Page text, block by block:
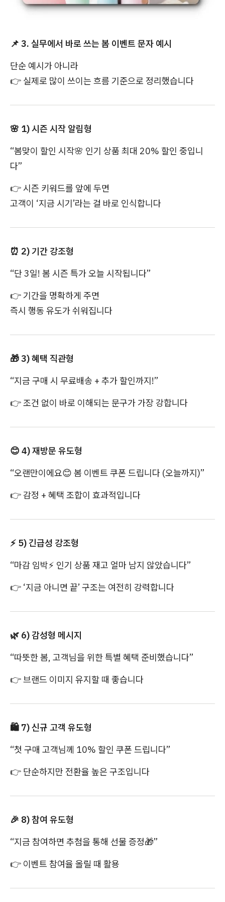
📌 3. 실무에서 바로 쓰는 봄 이벤트 문자 예시
단순 예시가 아니라
👉 실제로 많이 쓰이는 흐름 기준으로 정리했습니다
🌸 1) 시즌 시작 알림형
“봄맞이 할인 시작🌸 인기 상품 최대 20% 할인 중입니
다”
👉시즌 키워드를 앞에 두면
고객이 ‘지금 시기’라는 걸 바로 인식합니다
⏰ 2) 기간 강조형
“단 3일! 봄 시즌 특가 오늘 시작됩니다”
👉기간을 명확하게 주면
즉시 행동 유도가 쉬워집니다
🎁3) 혜택 직관형
“지금 구매 시 무료배송 + 추가 할인까지!”
👉조건 없이 바로 이해되는 문구가 가장 강합니다
😊 4) 재방문 유도형
“오랜만이에요😊 봄 이벤트 쿠폰 드립니다 (오늘까지)”
👉감정 + 혜택 조합이 효과적입니다
⚡ 5) 긴급성 강조형
“마감 임박⚡ 인기 상품 재고 얼마 남지 않았습니다”
👉 ‘지금 아니면 끝’ 구조는 여전히 강력합니다
🌿 6) 감성형 메시지
“따뜻한 봄, 고객님을 위한 특별 혜택 준비했습니다”
👉브랜드 이미지 유지할 때 좋습니다
🛍️ 7) 신규 고객 유도형
“첫 구매 고객님께 10% 할인 쿠폰 드립니다”
👉 단순하지만 전환율 높은 구조입니다
🎉 8) 참여 유도형
“지금 참여하면 추첨을 통해 선물 증정🎁”
👉 이벤트 참여율 올릴 때 활용